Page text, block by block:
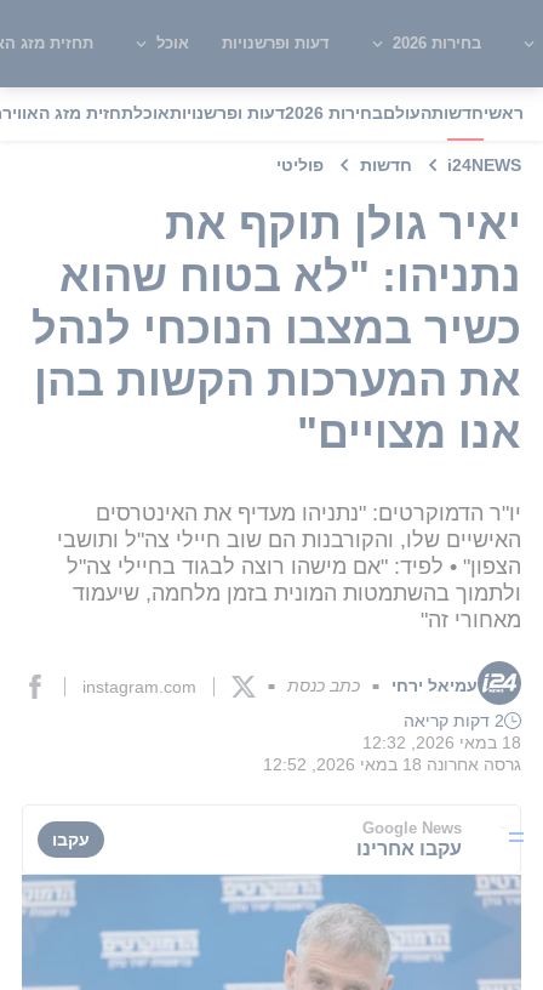
בחירות 2026 דעות ופרשנויות אוכל תחזית מזג
ראשיחדשותהעולםבחירות 2026 דעות ופרשנויותאוכלתחזית מזג האוויר
i24NEWS חדשות פוליטי
יאיר גולן תוקף את
נתניהו: "לא בטוח שהוא
כשיר במצבו הנוכחי לנהל
את המערכות הקשות בהן
אנו מצויים"
יו"ר הדמוקרטים: "נתניהו מעדיף את האינטרסים
האישיים שלו, והקורבנות הם שוב חיילי צה"ל ותושבי
הצפון" • לפיד: "אם מישהו רוצה לבגוד בחיילי צה"ל
ולתמוך בהשתמטות המונית בזמן מלחמה, שיעמוד
מאחורי זה"
עמיאל ירחי ■ כתב כנסת ■
instagram.com
2 דקות קריאה
18 במאי 2026, 12:32
גרסה אחרונה 18 במאי 2026, 12:52
Google News
עקבו אחרינו עקבו